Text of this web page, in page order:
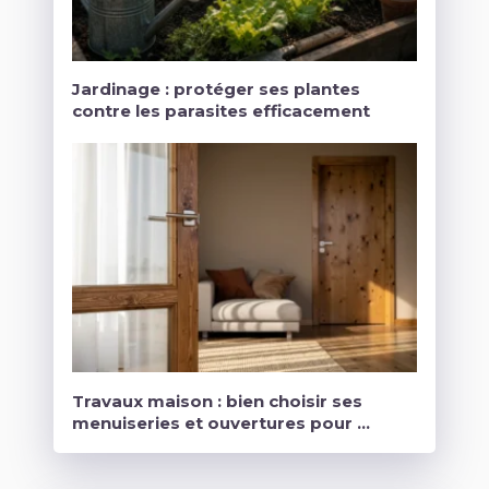
Jardinage : protéger ses plantes
contre les parasites efficacement
Travaux maison : bien choisir ses
menuiseries et ouvertures pour …